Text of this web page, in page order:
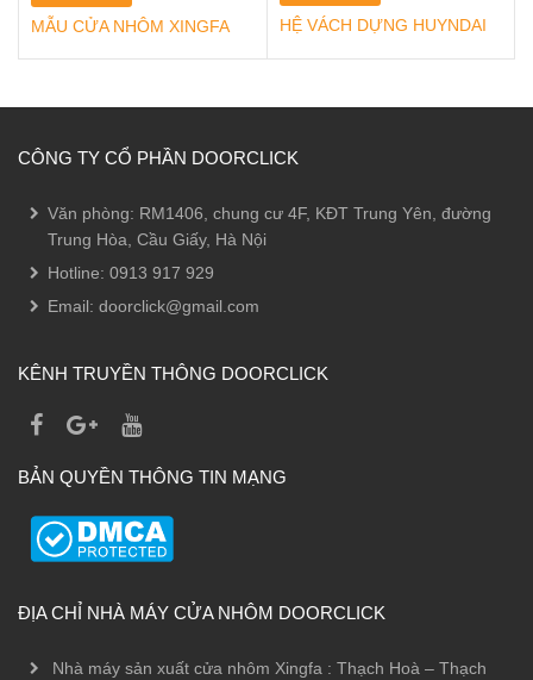
MẪU CỬA NHÔM XINGFA
HỆ VÁCH DỰNG HUYNDAI
CÔNG TY CỔ PHẦN DOORCLICK
Văn phòng: RM1406, chung cư 4F, KĐT Trung Yên, đường
Trung Hòa, Cầu Giấy, Hà Nội
Hotline: 0913 917 929
Email: doorclick@gmail.com
KÊNH TRUYỀN THÔNG DOORCLICK
BẢN QUYỀN THÔNG TIN MẠNG
ĐỊA CHỈ NHÀ MÁY CỬA NHÔM DOORCLICK
Nhà máy sản xuất cửa nhôm Xingfa : Thạch Hoà – Thạch